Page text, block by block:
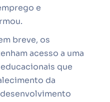
e
breve, os
acesso a uma
que
da